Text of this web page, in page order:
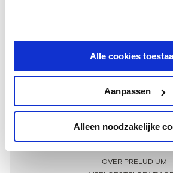
Alle cookies
Aanpassen
Alleen noodzakelijke
Meer
OVER PRELUDIUM